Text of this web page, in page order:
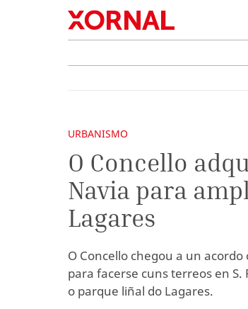
URBANISMO
O Concello
Navia para
Lagares
O Concello chegou a un
para facerse cuns terreos en
o parque liñal do Lagares.